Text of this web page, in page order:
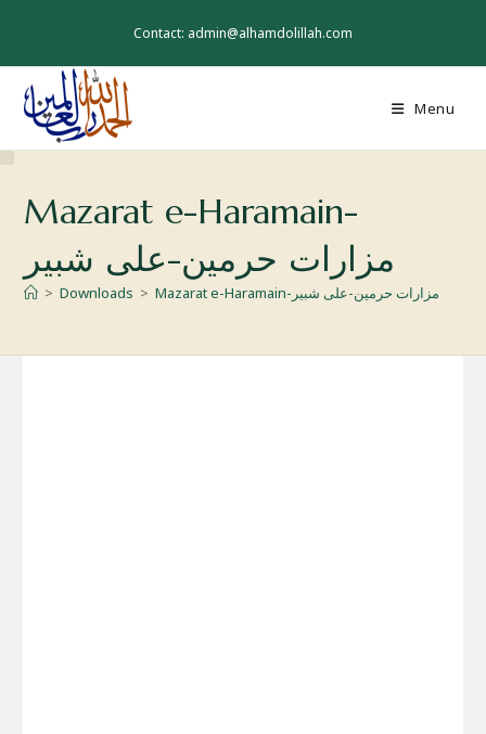
Contact: admin@alhamdolillah.com
Menu
Mazarat e-Haramain-
مزارات حرمین-علی شبیر
> Downloads > Mazarat e-Haramain-مزارات حرمین-علی شبیر